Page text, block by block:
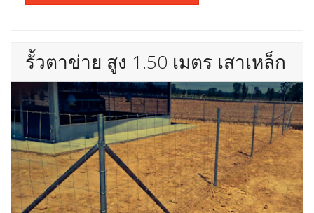
รั้วตาข่าย สูง 1.50 เมตร เสาเหล็ก